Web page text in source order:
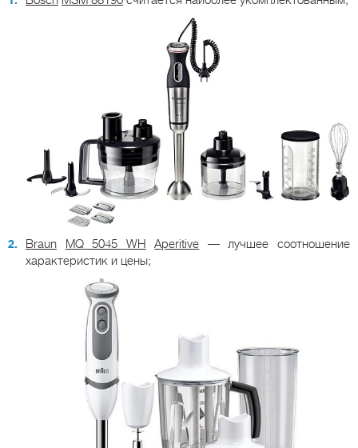
Braun MQ5045 WH Aperitive — лучшее соотношение
характеристик и цены;